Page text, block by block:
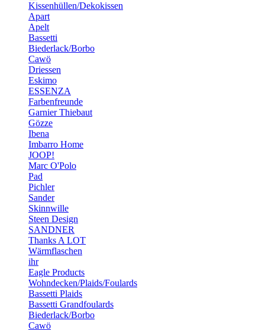
Kissenhüllen/Dekokissen
Apart
Apelt
Bassetti
Biederlack/Borbo
Cawö
Driessen
Eskimo
ESSENZA
Farbenfreunde
Garnier Thiebaut
Gözze
Ibena
Imbarro Home
JOOP!
Marc O'Polo
Pad
Pichler
Sander
Skinnwille
Steen Design
SANDNER
Thanks A LOT
Wärmflaschen
ihr
Eagle Products
Wohndecken/Plaids/Foulards
Bassetti Plaids
Bassetti Grandfoulards
Biederlack/Borbo
Cawö